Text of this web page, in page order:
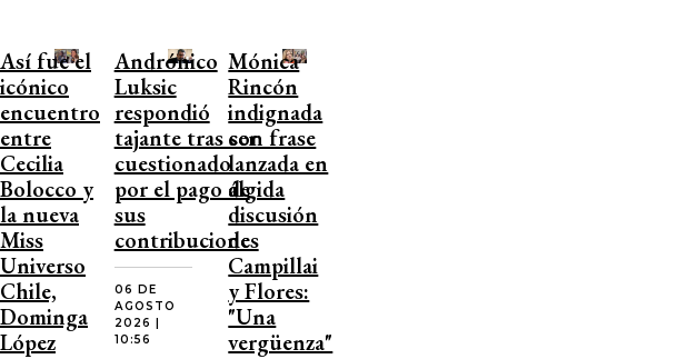
Así fue el
icónico
encuentro
entre
Cecilia
Bolocco y
la nueva
Miss
Universo
Chile,
Dominga
López
Andrónico
Luksic
respondió
tajante tras ser
cuestionado
por el pago de
sus
contribuciones
06 DE
AGOSTO
2026 |
10:56
Mónica
Rincón
indignada
con frase
lanzada en
álgida
discusión
de
Campillai
y Flores:
"Una
vergüenza"